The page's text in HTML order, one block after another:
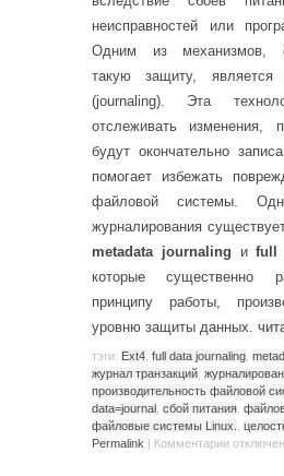
неисправностей или
Одним из механизмов,
такую защиту, является
(journaling). Эта
отслеживать изменения,
будут окончательно
помогает избежать
файловой системы.
журналирования
metadata journaling иfull
которые существенно
принципу работы,
уровню защиты данных.
тэги: Ext4 full data journaling
журнал транзакций
производительность файловой
data=journal сбой питания
файловые системы Linux.
Permalink | Комментарии